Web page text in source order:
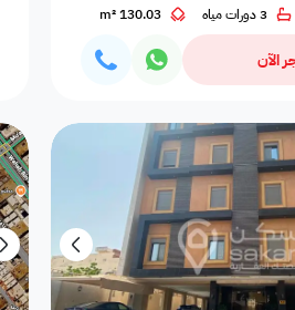
3 دورات مياه 130.03 m²
الآن